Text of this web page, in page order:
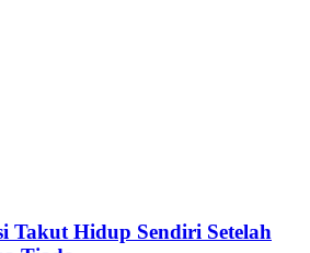
Takut Hidup Sendiri Setelah